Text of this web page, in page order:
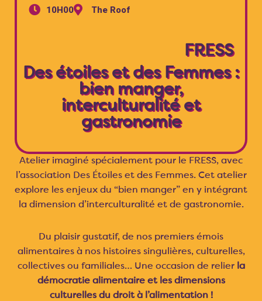
10H00 The Roof
FRESS
Des étoiles et des Femmes :
bien manger,
interculturalité et
gastronomie
Atelier imaginé spécialement pour le FRESS, avec
l’association Des Étoiles et des Femmes. Cet atelier
explore les enjeux du “bien manger” en y intégrant
la dimension d’interculturalité et de gastronomie.
Du plaisir gustatif, de nos premiers émois
alimentaires à nos histoires singulières, culturelles,
collectives ou familiales… Une occasion de relier la
démocratie alimentaire et les dimensions
culturelles du droit à l’alimentation !